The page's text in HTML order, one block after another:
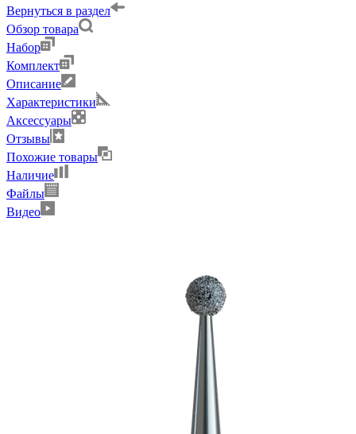
Вернуться в раздел
Обзор товара
Набор
Комплект
Описание
Характеристики
Аксессуары
Отзывы
Похожие товары
Наличие
Файлы
Видео